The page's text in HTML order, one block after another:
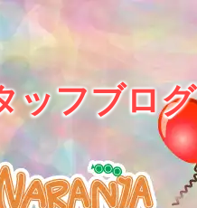
ッフブログ